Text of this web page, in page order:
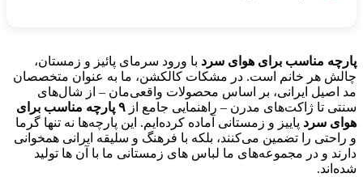
پارچه مناسب برای هوای سرد با ورود سرمای پائیز و زمستان،
چالش هر خانم است. در مشکات کالکشن، ما به عنوان متخصصان
مد اصیل ایرانی، بر اساس محصولات واقعی‌مان – از شال‌های
سنتی تا ژاکت‌های مدرن – راهنمایی جامع از
۹ پارچه مناسب برای
هوای سرد پاییز و زمستانی آماده کرده‌ایم. این پارچه‌ها نه تنها گرما
و راحتی را تضمین می‌کنند، بلکه با فرهنگ و سلیقه ایرانی همخوانی
دارند و در مجموعه‌های ما لباس های زمستانی ما با آن ها تولید
شده‌اند.